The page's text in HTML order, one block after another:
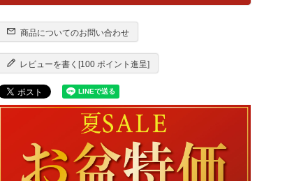
商品についてのお問い合わせ
レビューを書く[100 ポイント進呈]